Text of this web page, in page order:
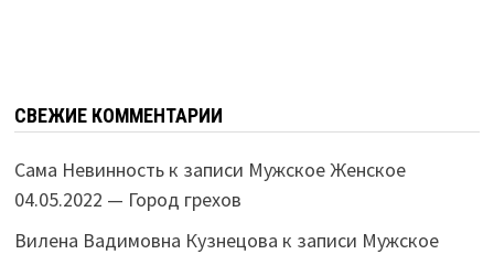
СВЕЖИЕ КОММЕНТАРИИ
Сама Невинностьк записи Мужское Женское
04.05.2022 — Город грехов
Вилена Вадимовна Кузнецова к записи Мужское